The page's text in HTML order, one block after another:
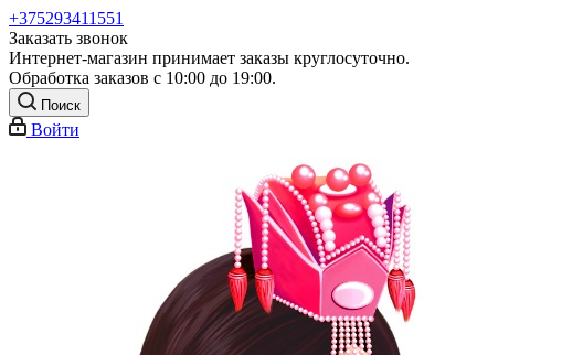
+375293411551
Заказать звонок
Интернет-магазин принимает заказы круглосуточно.
Обработка заказов с 10:00 до 19:00.
Поиск
Войти